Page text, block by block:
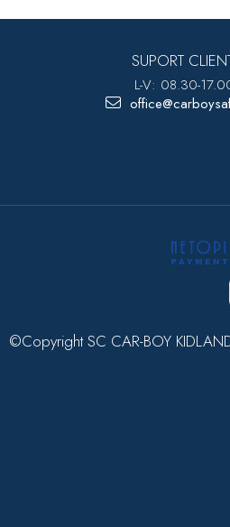
SUPORT
L-V: 08.30-
©Copyright SC CAR-BOY